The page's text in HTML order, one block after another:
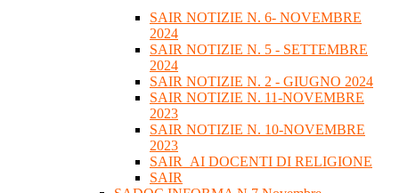
SAIR NOTIZIE N. 6- NOVEMBRE
2024
SAIR NOTIZIE N. 5 - SETTEMBRE
2024
SAIR NOTIZIE N. 2 - GIUGNO 2024
SAIR NOTIZIE N. 11-NOVEMBRE
2023
SAIR NOTIZIE N. 10-NOVEMBRE
2023
SAIR_AI DOCENTI DI RELIGIONE
SAIR